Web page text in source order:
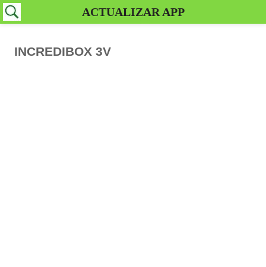
INCREDIBOX 3V
ACTUALIZAR APP